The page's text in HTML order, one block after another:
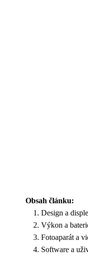
Obsah článku:
Design a
Výkon a
Fotoaparát a
Software a